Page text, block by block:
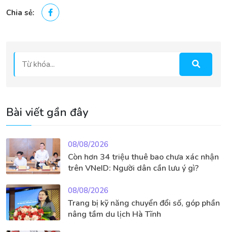
Chia sẻ:
Bài viết gần đây
08/08/2026
Còn hơn 34 triệu thuê bao chưa xác nhận
trên VNeID: Người dân cần lưu ý gì?
08/08/2026
Trang bị kỹ năng chuyển đổi số, góp phần
nâng tầm du lịch Hà Tĩnh